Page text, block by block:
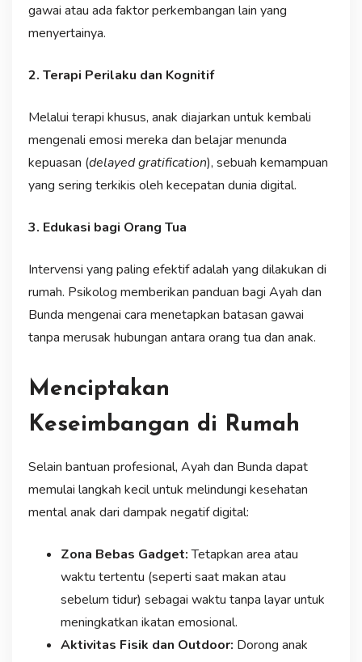
gawai atau ada faktor perkembangan lain yang
menyertainya.
2. Terapi Perilaku dan Kognitif
Melalui terapi khusus, anak diajarkan untuk kembali
mengenali emosi mereka dan belajar menunda
kepuasan (delayed gratification), sebuah kemampuan
yang sering terkikis oleh kecepatan dunia digital.
3. Edukasi bagi Orang Tua
Intervensi yang paling efektif adalah yang dilakukan di
rumah. Psikolog memberikan panduan bagi Ayah dan
Bunda mengenai cara menetapkan batasan gawai
tanpa merusak hubungan antara orang tua dan anak.
Menciptakan
Keseimbangan di Rumah
Selain bantuan profesional, Ayah dan Bunda dapat
memulai langkah kecil untuk melindungi kesehatan
mental anak dari dampak negatif digital:
Zona Bebas Gadget:Tetapkan area atau
waktu tertentu (seperti saat makan atau
sebelum tidur) sebagai waktu tanpa layar untuk
meningkatkan ikatan emosional.
Aktivitas Fisik dan Outdoor: Dorong anak